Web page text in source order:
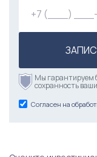
Мы гарантируем
сохранность
Согласен на